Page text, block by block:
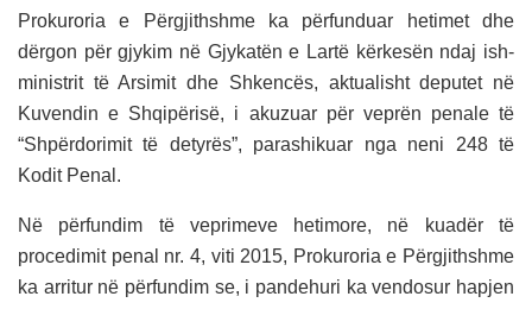
Prokuroria e Përgjithshme ka përfunduar hetimet dhe
dërgon për gjykim në Gjykatën e Lartë kërkesën ndaj ish-
ministrit të Arsimit dhe Shkencës, aktualisht deputet në
Kuvendin e Shqipërisë, i akuzuar për veprën penale të
“Shpërdorimit të detyrës”, parashikuar nga neni 248 të
Kodit Penal.
Në përfundim të veprimeve hetimore, në kuadër të
procedimit penal nr. 4, viti 2015, Prokuroria e Përgjithshme
ka arritur në përfundim se, i pandehuri ka vendosur hapjen